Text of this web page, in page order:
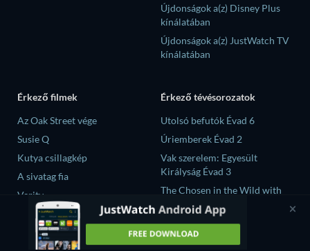
Újdonságok a(z) Disney Plus
kínálatában
Újdonságok a(z) JustWatch TV
kínálatában
Érkező filmek
Az Oak Street vége
Susie Q
Kutya csillagkép
A sivatag fia
Verity
Érkező tévésorozatok
Utolsó befutók Évad 6
Úriemberek Évad 2
Vak szerelem: Egyesült
Királyság Évad 3
The Chosen in the Wild with
Bear Grylls Évad 1
大空港～GATE24～ Évad 1